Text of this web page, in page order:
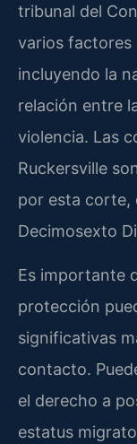
tribunal del
varios factores
incluyendo la
relación entre
violencia. Las
Ruckersville
por esta corte,
Decimosexto
Es importante
protección
significativas
contacto.
el derecho a
estatus